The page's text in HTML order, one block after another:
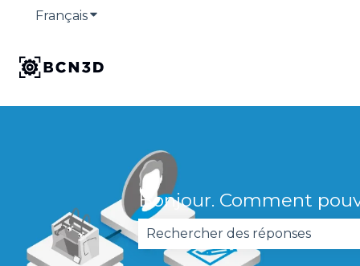
FrançaisAfficher le sous-menu pour les traductions
Bonjour. Comment
Il n'y a aucune suggestion car